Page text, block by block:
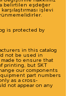
belirtilen eşdeğer
işlevi
is protected by
in this catalog
not be used in
to ensure that
printing, but SKT
our components
part numbers
as a cross-
not appear on any